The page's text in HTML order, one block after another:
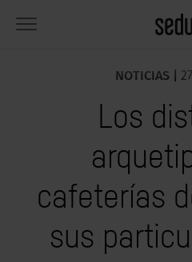
y acústica
& Software
de tendencias «Sedus
de trabajo «Sedus
de trabajo
y bienestar
NOTICIAS |
Los
cafeterías
sus